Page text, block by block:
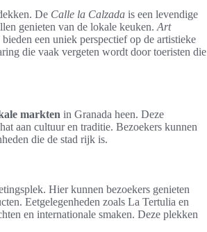
De Calle la Calzada is een levendige
genieten van de lokale keuken. Art
een uniek perspectief op de artistieke
die vaak vergeten wordt door toeristen die
markten in Granada heen. Deze
aan cultuur en traditie. Bezoekers kunnen
die de stad rijk is.
Hier kunnen bezoekers genieten
Eetgelegenheden zoals La Tertulia en
en internationale smaken. Deze plekken